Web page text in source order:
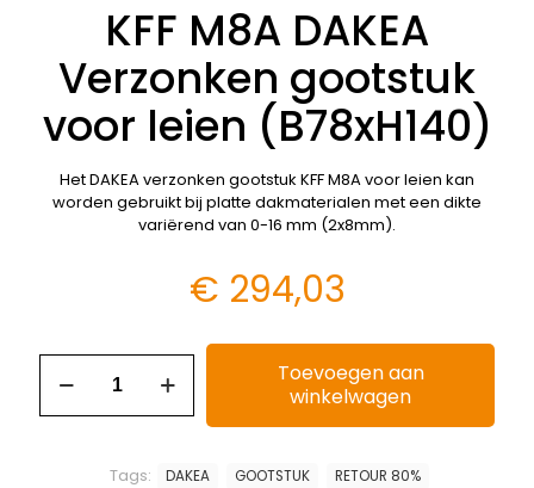
KFF M8A DAKEA
Verzonken gootstuk
voor leien (B78xH140)
Het DAKEA verzonken gootstuk KFF M8A voor leien kan
worden gebruikt bij platte dakmaterialen met een dikte
variërend van 0-16 mm (2x8mm).
€ 294,03
Toevoegen aan
winkelwagen
Tags: DAKEA GOOTSTUK RETOUR 80%